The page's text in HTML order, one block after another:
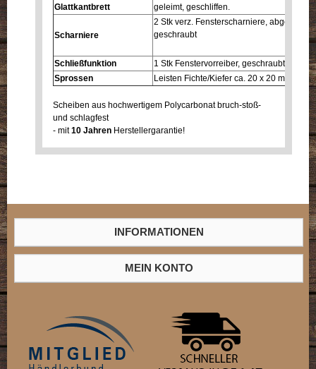
Glattkantbrett
geleimt, geschliffen.
Scharniere
2 Stk verz. Fensterscharniere,
geschraubt
Schließfunktion
1 Stk Fenstervorreiber, geschraubt mit
Sprossen
Leisten Fichte/Kiefer ca. 20 x 20 mm -
Scheiben aus hochwertigem Polycarbonat bruch-stoß-
und schlagfest
- mit10 Jahren Herstellergarantie!
INFORMATIONEN
MEIN KONTO